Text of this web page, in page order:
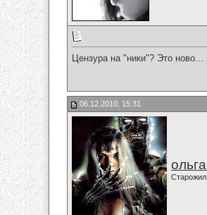
Цензура на "ники"? Это
06.12.2010, 15:31
Старожил